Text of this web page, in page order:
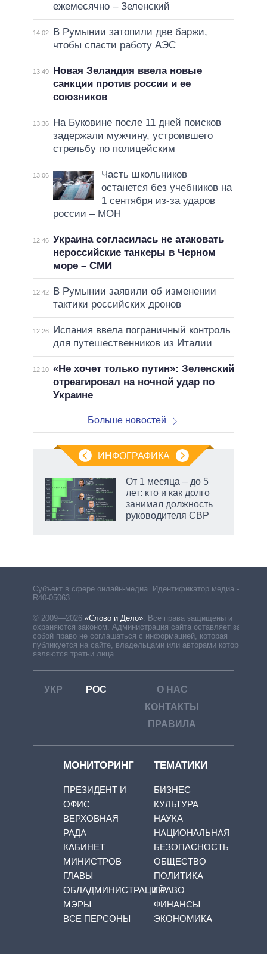
ежемесячно – Зеленский
14:02
В Румынии затопили две баржи,
чтобы спасти работу АЭС
13:49
Новая Зеландия ввела новые
санкции против россии и ее
союзников
13:36
На Буковине после 11 дней поисков
задержали мужчину, устроившего
стрельбу по полицейским
13:06
Часть школьников
останется без учебников на
1 сентября из-за ударов
россии – МОН
12:46 Украина согласилась не атаковать
нероссийские танкеры в Черном
море – СМИ
12:42
В Румынии заявили об изменении
тактики российских дронов
12:26
Испания ввела пограничный контроль
для путешественников из Италии
12:10 «Не хочет только путин»: Зеленский
отреагировал на ночной удар по
Украине
Больше новостей
ИНФОГРАФИКА
От 1 месяца – до 5
лет: кто и как долго
занимал должность
руководителя СВР
Субъект в сфере онлайн-медиа. Идентификатор медиа –
R40-05063
© 2009—2026 «Слово и Дело». Все права защищены и
охраняются законом. Администрация сайта оставляет за
собой право не соглашаться с информацией, которая
публикуется на сайте, владельцами или авторами которой
являются третьи лица.
УКР РОС
О НАС
КОНТАКТЫ
ПРАВИЛА
МОНИТОРИНГ
ПРЕЗИДЕНТ И
ОФИС
ВЕРХОВНАЯ
РАДА
КАБИНЕТ
МИНИСТРОВ
ГЛАВЫ
ОБЛАДМИНИСТРАЦИЙ
МЭРЫ
ВСЕ ПЕРСОНЫ
ТЕМАТИКИ
БИЗНЕС
КУЛЬТУРА
НАУКА
НАЦИОНАЛЬНАЯ
БЕЗОПАСНОСТЬ
ОБЩЕСТВО
ПОЛИТИКА
ПРАВО
ФИНАНСЫ
ЭКОНОМИКА